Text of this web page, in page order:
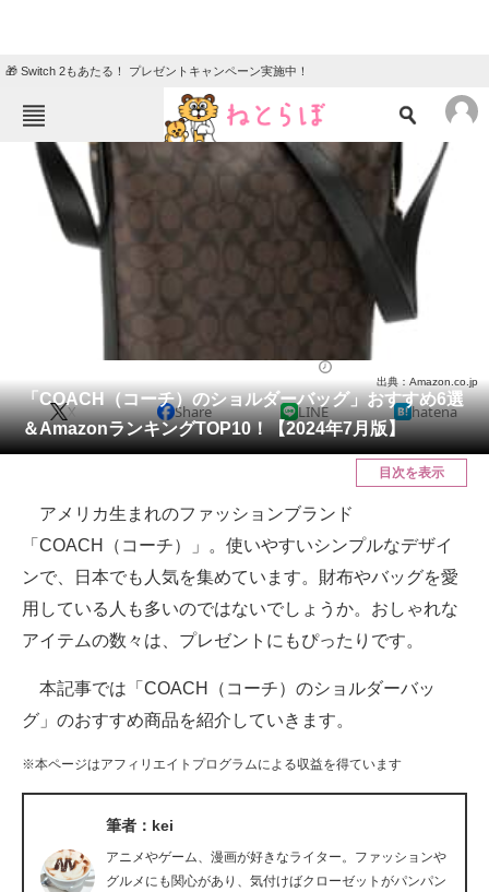
🎁 Switch 2もあたる！ プレゼントキャンペーン実施中！
ねとらぼメニュー
エンタメ クイズ
会員記事
メディア
ITの今と未来を見通す
スマホと通信の最新トレンド
進化するPCとデバイスの未来
好きが集まる 比べて選べる
ビジネスと働き方のヒント
AI活用のいまが分かる
企業ITのトレンドを詳説
経営リーダーのコミュニティ
「COACH（コーチ）のショルダーバッグ」おすすめ6選
＆AmazonランキングTOP10！【2024年7月版】
出典：Amazon.co.jp
X Share LINE hatena
目次を表示
アメリカ生まれのファッションブランド
「COACH（コーチ）」。使いやすいシンプルなデザイ
ンで、日本でも人気を集めています。財布やバッグを愛
用している人も多いのではないでしょうか。おしゃれな
アイテムの数々は、プレゼントにもぴったりです。
本記事では「COACH（コーチ）のショルダーバッ
グ」のおすすめ商品を紹介していきます。
※本ページはアフィリエイトプログラムによる収益を得ています
筆者：kei
アニメやゲーム、漫画が好きなライター。ファッションや
グルメにも関心があり、気付けばクローゼットがパンパン